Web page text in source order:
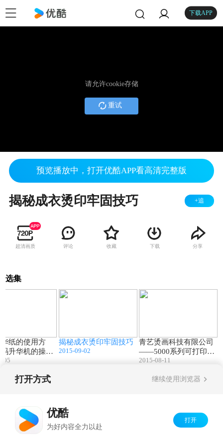
下载APP
请允许cookie存储
重试
预览播放中，打开优酷APP看高清完整版
揭秘成衣烫印牢固技巧 +追
超清画质 评论 收藏 下载 分享
选集
纸的使用方
升华机的操作
05
揭秘成衣烫印牢固技巧
2015-09-02
青艺烫画科技有限公司
——5000系列可打印彩
喷膜的使用方法
2015-08-11
打开方式 继续使用浏览器
优酷
为好内容全力以赴
打开